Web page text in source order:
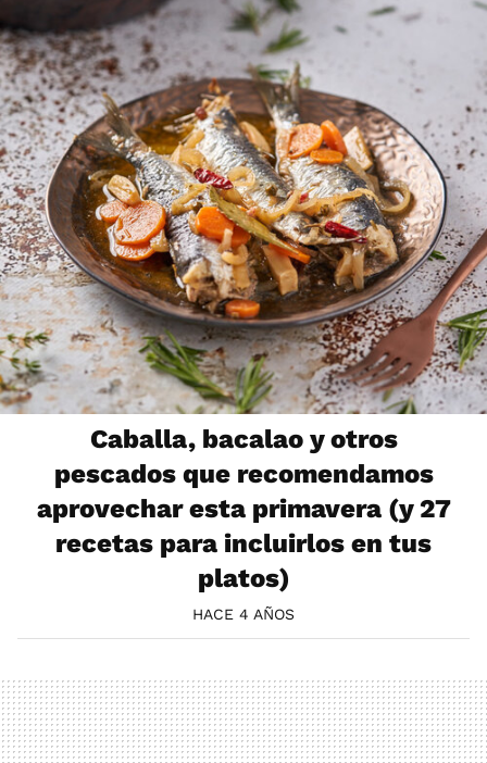
Caballa, bacalao y otros
pescados que recomendamos
aprovechar esta primavera (y 27
recetas para incluirlos en tus
platos)
HACE 4 AÑOS